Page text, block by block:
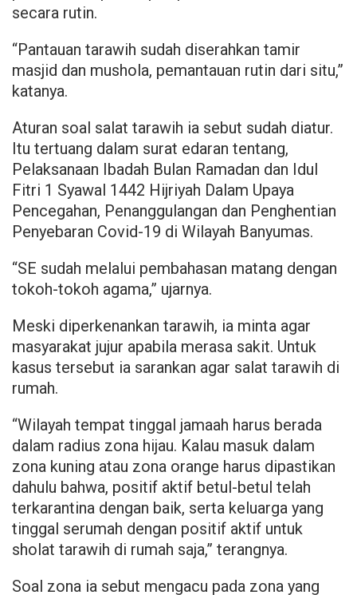
secara rutin.
“Pantauan tarawih sudah diserahkan tamir
masjid dan mushola, pemantauan rutin dari situ,”
katanya.
Aturan soal salat tarawih ia sebut sudah diatur.
Itu tertuang dalam surat edaran tentang,
Pelaksanaan Ibadah Bulan Ramadan dan Idul
Fitri 1 Syawal 1442 Hijriyah Dalam Upaya
Pencegahan, Penanggulangan dan Penghentian
Penyebaran Covid-19 di Wilayah Banyumas.
“SE sudah melalui pembahasan matang dengan
tokoh-tokoh agama,” ujarnya.
Meski diperkenankan tarawih, ia minta agar
masyarakat jujur apabila merasa sakit. Untuk
kasus tersebut ia sarankan agar salat tarawih di
rumah.
“Wilayah tempat tinggal jamaah harus berada
dalam radius zona hijau. Kalau masuk dalam
zona kuning atau zona orange harus dipastikan
dahulu bahwa, positif aktif betul-betul telah
terkarantina dengan baik, serta keluarga yang
tinggal serumah dengan positif aktif untuk
sholat tarawih di rumah saja,” terangnya.
Soal zona ia sebut mengacu pada zona yang